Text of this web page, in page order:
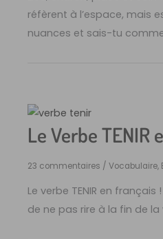
réfèrent à l’espace, mais
nuances et sais-tu
Le Verbe TENIR
23 commentaires /Vocabulaire,
Le verbe TENIR en
de ne pas rire à la fin de